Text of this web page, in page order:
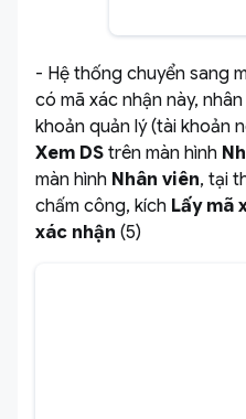
- Hệ thống chuyển sang
có mã xác nhận này,
khoản quản lý (tài khoản
Xem DS trên màn hình
màn hình Nhân viên, tại
chấm công, kích Lấy mã
xác nhận (5)